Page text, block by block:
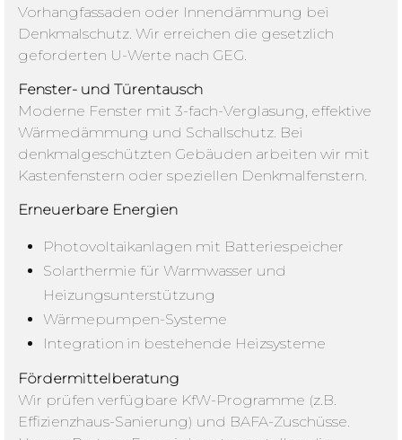
Vorhangfassaden oder Innendämmung bei
Denkmalschutz. Wir erreichen die gesetzlich
geforderten U-Werte nach GEG.
Fenster- und Türentausch
Moderne Fenster mit 3-fach-Verglasung, effektive
Wärmedämmung und Schallschutz. Bei
denkmalgeschützten Gebäuden arbeiten wir mit
Kastenfenstern oder speziellen Denkmalfenstern.
Erneuerbare Energien
Photovoltaikanlagen mit Batteriespeicher
Solarthermie für Warmwasser und
Heizungsunterstützung
Wärmepumpen-Systeme
Integration in bestehende Heizsysteme
Fördermittelberatung
Wir prüfen verfügbare KfW-Programme (z.B.
Effizienzhaus-Sanierung) und BAFA-Zuschüsse.